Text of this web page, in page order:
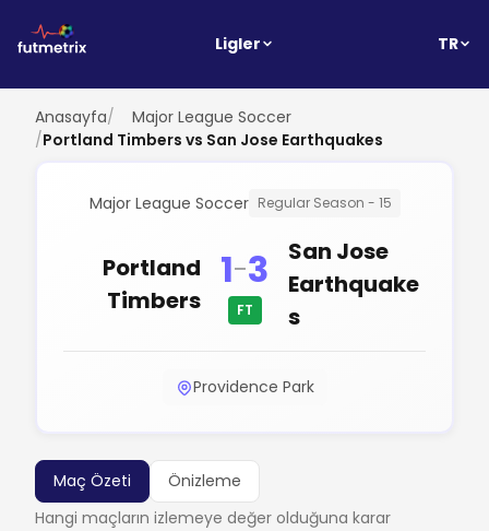
Ligler TR
Anasayfa/
Major League Soccer
/Portland Timbers vs San Jose Earthquakes
Major League Soccer Regular Season - 15
Portland
Timbers
1-3
FT
San Jose
Earthquake
s
Providence Park
Maç Özeti
Önizleme
Hangi maçların izlemeye değer olduğuna karar